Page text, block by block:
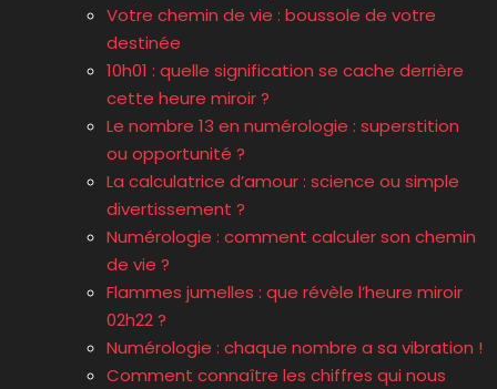
Votre chemin de vie : boussole de votre
destinée
10h01 : quelle signification se cache derrière
cette heure miroir ?
Le nombre 13 en numérologie : superstition
ou opportunité ?
La calculatrice d’amour : science ou simple
divertissement ?
Numérologie : comment calculer son chemin
de vie ?
Flammes jumelles : que révèle l’heure miroir
02h22 ?
Numérologie : chaque nombre a sa vibration !
Comment connaître les chiffres qui nous